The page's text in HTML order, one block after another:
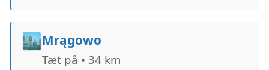
🏙️Mrągowo
Tæt på • 34 km